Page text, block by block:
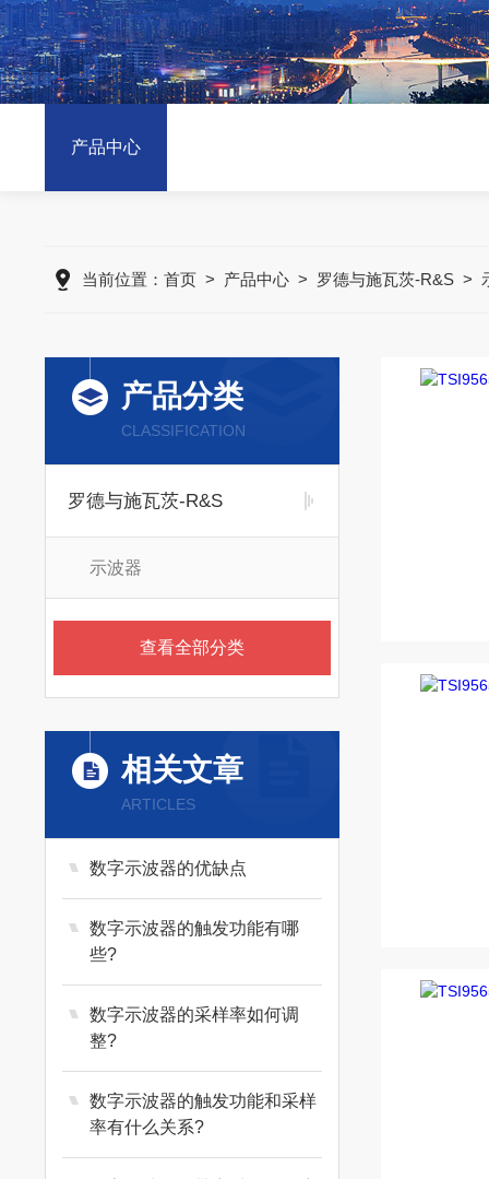
产品中心
当前位置： 首页> 产品中心> 罗德与施瓦茨-R&S>
产品分类
CLASSIFICATION
罗德与施瓦茨-R&S
示波器
查看全部分类
相关文章
ARTICLES
数字示波器的优缺点
数字示波器的触发功能有哪
些?
数字示波器的采样率如何调
整?
数字示波器的触发功能和采样
率有什么关系?